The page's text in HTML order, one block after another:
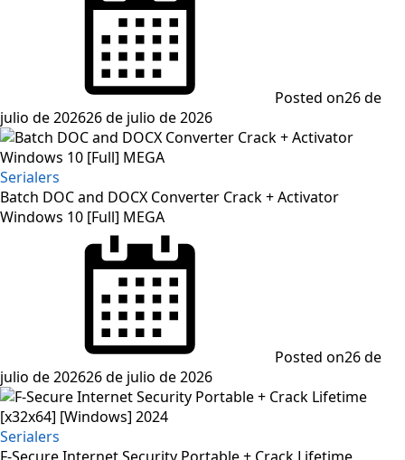
Posted on26 de
julio de 202626 de julio de 2026
Serialers
Batch DOC and DOCX Converter Crack + Activator
Windows 10 [Full] MEGA
Posted on26 de
julio de 202626 de julio de 2026
Serialers